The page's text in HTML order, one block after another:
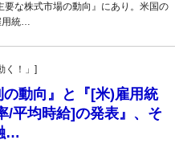
な株式市場の動向』にあり。米国の
用統…
く！」]
動向』と『[米)雇用統
/平均時給]の発表』、そ
…